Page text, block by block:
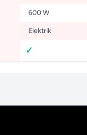
600 W
Elektrik